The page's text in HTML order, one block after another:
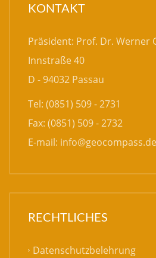
KONTAKT
Präsident: Prof. Dr. Werner
Innstraße 40
D - 94032 Passau
Tel: (0851) 509 - 2731
Fax: (0851) 509 - 2732
E-mail: info@geocompass.de
RECHTLICHES
Datenschutzbelehrung